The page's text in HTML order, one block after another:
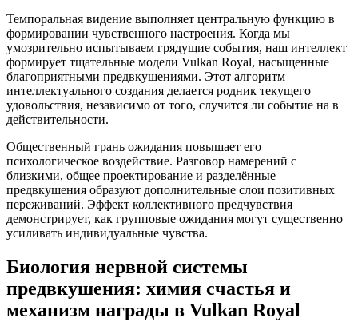
Темпоральная видение выполняет центральную функцию в
формировании чувственного настроения. Когда мы
умозрительно испытываем грядущие события, наш интеллект
формирует тщательные модели Vulkan Royal, насыщенные
благоприятными предвкушениями. Этот алгоритм
интеллектуального создания делается родник текущего
удовольствия, независимо от того, случится ли событие на в
действительности.
Общественный грань ожидания повышает его
психологическое воздействие. Разговор намерений с
близкими, общее проектирование и разделённые
предвкушения образуют дополнительные слои позитивных
переживаний. Эффект коллективного предчувствия
демонстрирует, как групповые ожидания могут существенно
усиливать индивидуальные чувства.
Биология нервной системы
предвкушения: химия счастья и
механизм награды в Vulkan Royal